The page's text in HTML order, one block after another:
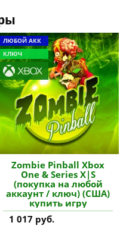
ЛЮБОЙ АКК
КЛЮЧ
Zombie Pinball Xbox
One & Series X|S
(покупка на любой
аккаунт / ключ) (США)
купить игру
1 017 руб.